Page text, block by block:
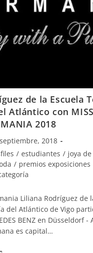
de
PRENAMO
2018
de la Escuela
Atlántico con MISS
2018
2018
/ estudiantes / joya de
/ premios exposiciones
Liliana Rodríguez de
del Atlántico de Vigo
BENZ en Düsseldorf -
es capital…